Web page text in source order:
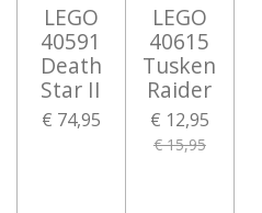
LEGO
40591
Death
Star II
€ 74,95
LEGO
40615
Tusken
Raider
€ 12,95
€ 15,95